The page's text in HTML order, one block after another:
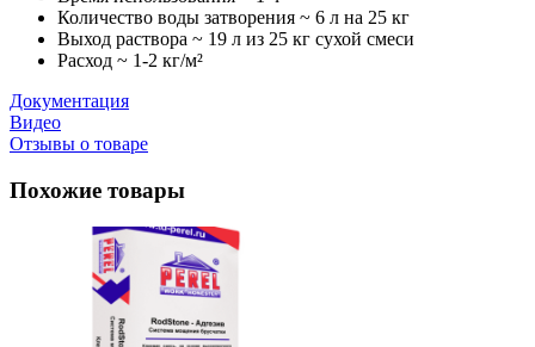
Количество воды затворения ~ 6 л на 25 кг
Выход раствора ~ 19 л из 25 кг сухой смеси
Расход ~ 1-2 кг/м²
Документация
Видео
Отзывы о товаре
Похожие товары